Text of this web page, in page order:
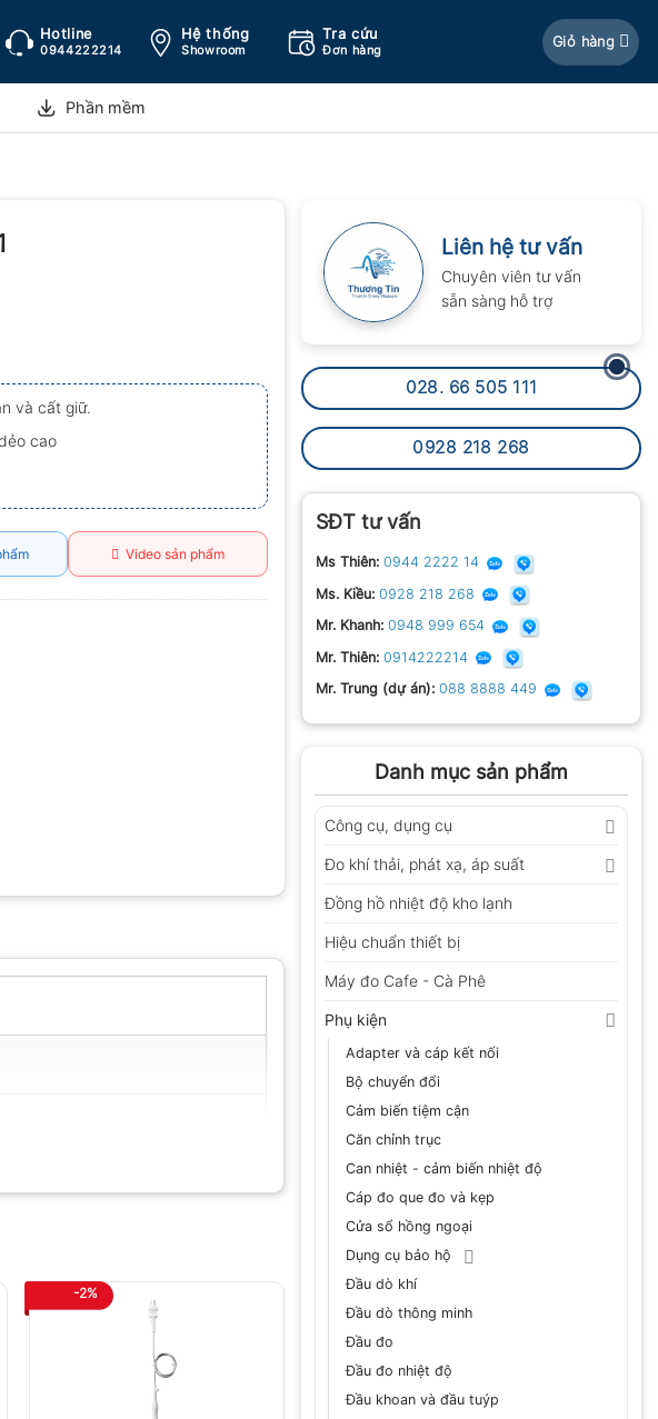
Hotline
0944222214
Hệ thống
Showroom
Tra cứu
Đơn hàng
Giỏ hàng
Phần mềm
Liên hệ tư vấn
Chuyên viên tư vấn
sẵn sàng hỗ trợ
028. 66 505 111
0928 218 268
SĐT tư vấn
Ms Thiên: 0944 2222 14
Ms. Kiều: 0928 218 268
Mr. Khanh: 0948 999 654
Mr. Thiên: 0914222214
Mr. Trung (dự án): 088 8888 449
Danh mục sản phẩm
Công cụ, dụng cụ
Đo khí thải, phát xạ, áp suất
Đồng hồ nhiệt độ kho lạnh
Hiệu chuẩn thiết bị
Máy đo Cafe - Cà Phê
Phụ kiện
Adapter và cáp kết nối
Bộ chuyển đổi
Cảm biến tiệm cận
Căn chỉnh trục
Can nhiệt - cảm biến nhiệt độ
Cáp đo que đo và kẹp
Cửa sổ hồng ngoại
Dụng cụ bảo hộ
Đầu dò khí
Đầu dò thông minh
Đầu đo
Đầu đo nhiệt độ
Đầu khoan và đầu tuýp
và cất giữ.
cao
Video sản phẩm
-2%